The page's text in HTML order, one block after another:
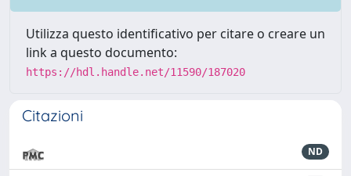
Utilizza questo identificativo per citare o creare un
link a questo documento:
https://hdl.handle.net/11590/187020
Citazioni
ND